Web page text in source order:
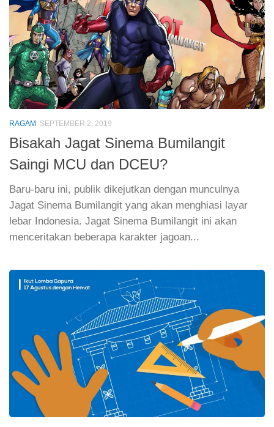
RAGAM SEPTEMBER 2, 2019
Bisakah Jagat Sinema Bumilangit
Saingi MCU dan DCEU?
Baru-baru ini, publik dikejutkan dengan munculnya
Jagat Sinema Bumilangit yang akan menghiasi layar
lebar Indonesia. Jagat Sinema Bumilangit ini akan
menceritakan beberapa karakter jagoan...